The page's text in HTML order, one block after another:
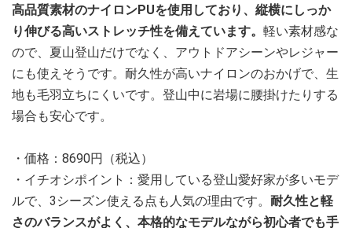
高品質素材のナイロンPUを使用しており、縦横にしっか
り伸びる高いストレッチ性を備えています。 軽い素材感な
ので、夏山登山だけでなく、アウトドアシーンやレジャー
にも使えそうです。耐久性が高いナイロンのおかげで、生
地も毛羽立ちにくいです。登山中に岩場に腰掛けたりする
場合も安心です。
・価格：8690円（税込）
・イチオシポイント：愛用している登山愛好家が多いモデ
ルで、3シーズン使える点も人気の理由です。 耐久性と軽
さのバランスがよく、本格的なモデルながら初心者でも手